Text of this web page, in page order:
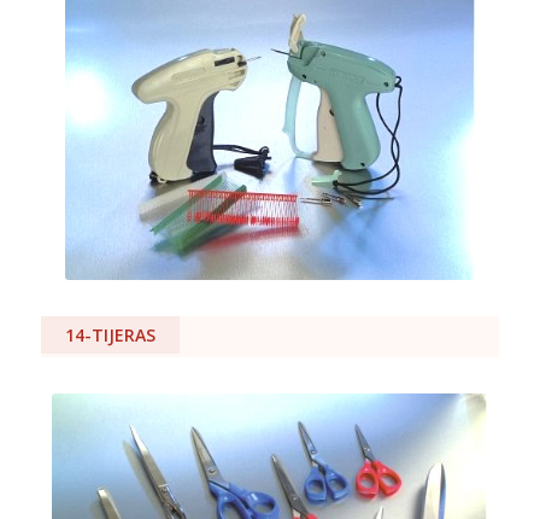
14-TIJERAS